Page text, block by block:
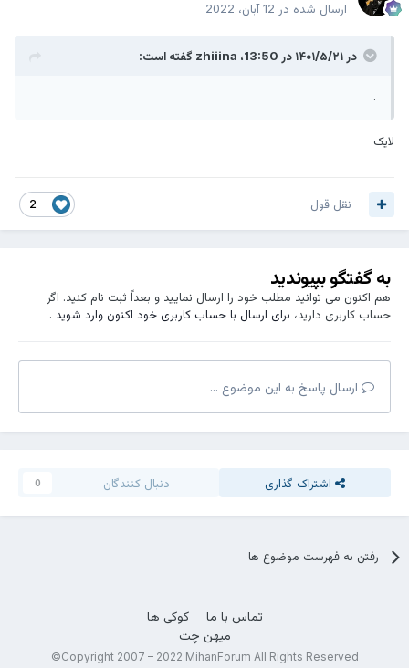
ارسال شده در 12 آبان، 2022
در ۱۴۰۱/۵/۲۱ در 13:50، zhiiinaگفته است:
لایک
2 نقل قول
به گفتگو بپیوندید
هم اکنون می توانید مطلب خود را ارسال نمایید و بعداً ثبت نام کنید. اگر
حساب کاربری دارید، برای ارسال با حساب کاربری خود اکنون وارد شوید.
ارسال پاسخ به این موضوع ...
اشتراک گذاری دنبال کنندگان 0
رفتن به فهرست موضوع ها
تماس با ما
کوکی ها
میهن چت
Copyright 2007 – 2022 MihanForum All Rights Reserved©